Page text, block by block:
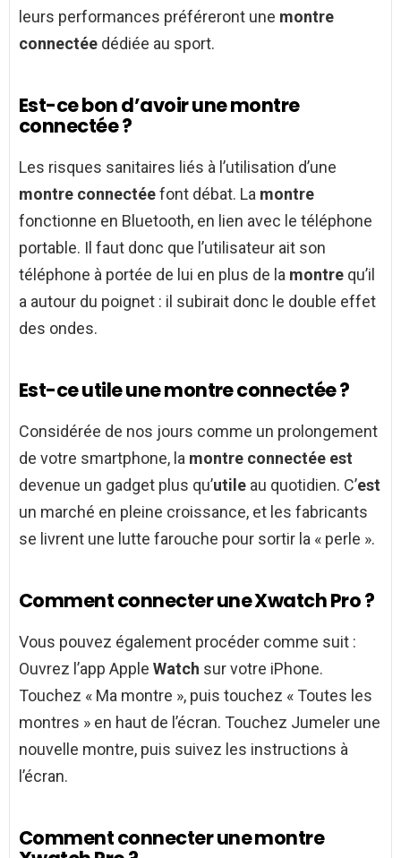
leurs performances préféreront une montre
connectée dédiée au sport.
Est-ce bon d’avoir une montre
connectée ?
Les risques sanitaires liés à l’utilisation d’une
montre connectéefont débat. La montre
fonctionne en Bluetooth, en lien avec le téléphone
portable. Il faut donc que l’utilisateur ait son
téléphone à portée de lui en plus de la montre qu’il
a autour du poignet : il subirait donc le double effet
des ondes.
Est-ce utile une montre connectée ?
Considérée de nos jours comme un prolongement
de votre smartphone, la montre connectée est
devenue un gadget plus qu’utile au quotidien. C’est
un marché en pleine croissance, et les fabricants
se livrent une lutte farouche pour sortir la « perle ».
Comment connecter une Xwatch Pro ?
Vous pouvez également procéder comme suit :
Ouvrez l’app Apple Watch sur votre iPhone.
Touchez « Ma montre », puis touchez « Toutes les
montres » en haut de l’écran. Touchez Jumeler une
nouvelle montre, puis suivez les instructions à
l’écran.
Comment connecter une montre